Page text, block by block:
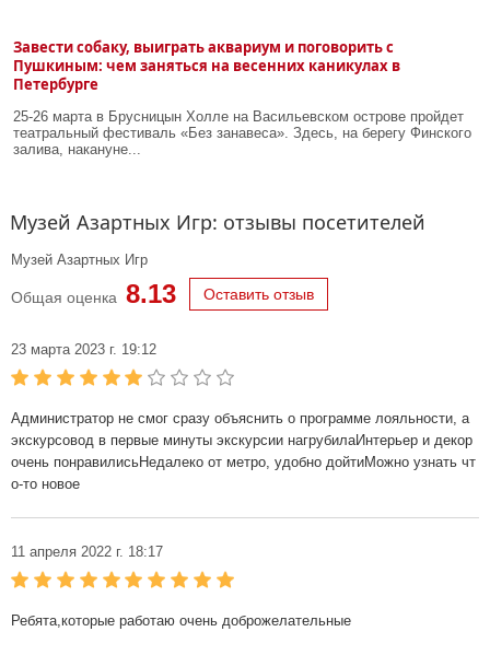
Завести собаку, выиграть аквариум и поговорить с
Пушкиным: чем заняться на весенних каникулах в
Петербурге
25-26 марта в Брусницын Холле на Васильевском острове пройдет
театральный фестиваль «Без занавеса». Здесь, на берегу Финского
залива, накануне...
Музей Азартных Игр: отзывы посетителей
Музей Азартных Игр
Общая оценка 8.13 Оставить отзыв
23 марта 2023 г. 19:12
Администратор не смог сразу объяснить о программе лояльности, а
экскурсовод в первые минуты экскурсии нагрубилаИнтерьер и декор
очень понравилисьНедалеко от метро, удобно дойтиМожно узнать чт
о-то новое
11 апреля 2022 г. 18:17
Ребята,которые работаю очень доброжелательные